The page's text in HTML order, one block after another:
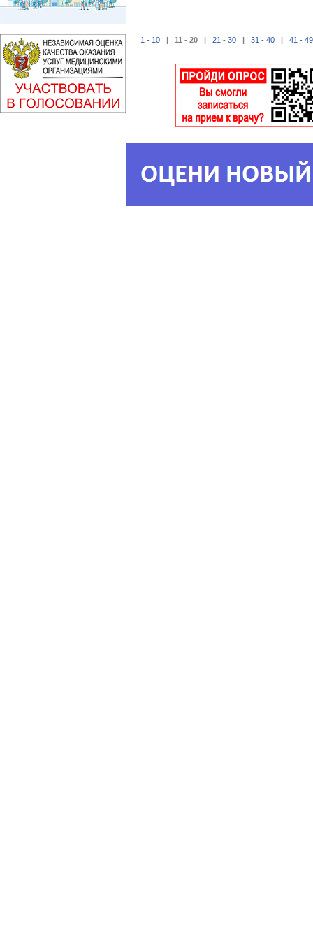
1 - 10 | 11 - 20 | 21 - 30 | 31 - 40 | 41 - 49